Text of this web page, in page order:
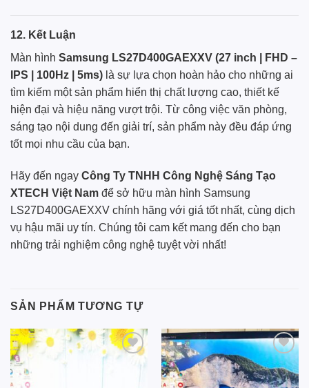
12. Kết Luận
Màn hình Samsung LS27D400GAEXXV (27 inch | FHD –
IPS | 100Hz | 5ms) là sự lựa chọn hoàn hảo cho những ai
tìm kiếm một sản phẩm hiển thị chất lượng cao, thiết kế
hiện đại và hiệu năng vượt trội. Từ công việc văn phòng,
sáng tạo nội dung đến giải trí, sản phẩm này đều đáp ứng
tốt mọi nhu cầu của bạn.
Hãy đến ngay Công Ty TNHH Công Nghệ Sáng Tạo
XTECH Việt Nam để sở hữu màn hình Samsung
LS27D400GAEXXV chính hãng với giá tốt nhất, cùng dịch
vụ hậu mãi uy tín. Chúng tôi cam kết mang đến cho bạn
những trải nghiệm công nghệ tuyệt vời nhất!
SẢN PHẨM TƯƠNG TỰ
Add to
wishlist